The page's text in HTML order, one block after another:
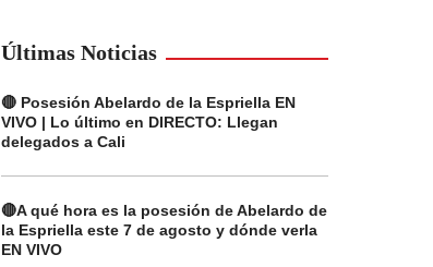
Últimas Noticias
🔴 Posesión Abelardo de la Espriella EN
VIVO | Lo último en DIRECTO: Llegan
delegados a Cali
🔴A qué hora es la posesión de Abelardo de
la Espriella este 7 de agosto y dónde verla
EN VIVO